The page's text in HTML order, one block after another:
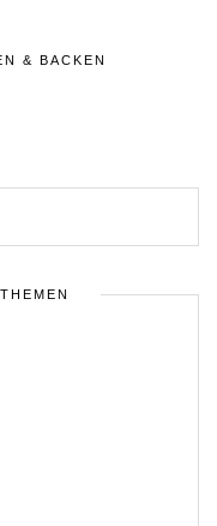
& BACKEN